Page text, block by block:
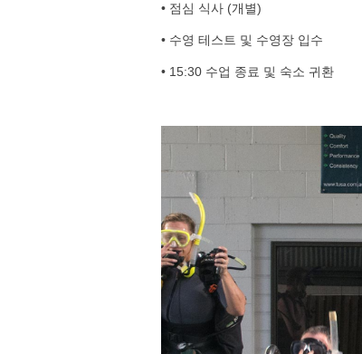
• 점심 식사 (개별)
• 수영 테스트 및 수영장 입수
• 15:30 수업 종료 및 숙소 귀환